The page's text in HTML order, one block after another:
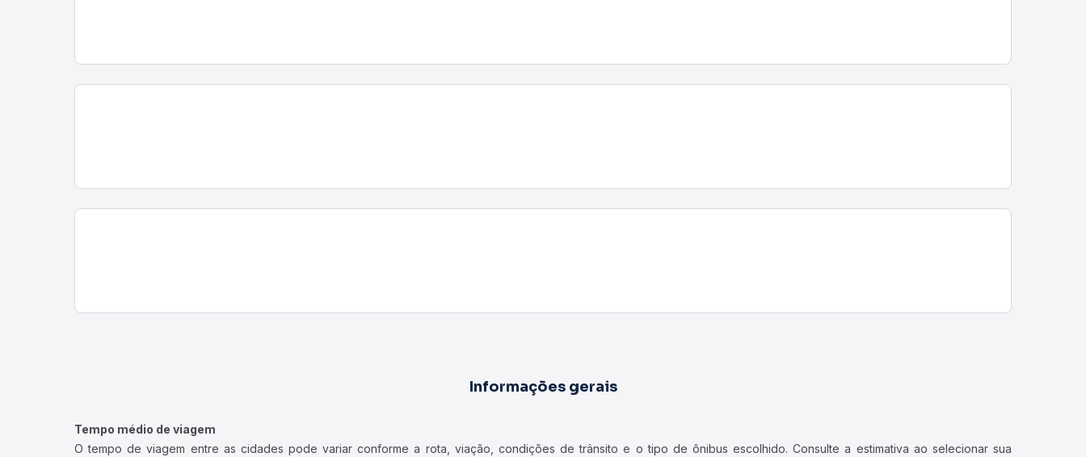
Informações gerais
Tempo médio de viagem
O tempo de viagem entre as cidades pode variar conforme a rota, viação, condições de trânsito e o tipo de ônibus escolhido. Consulte a estimativa ao selecionar sua